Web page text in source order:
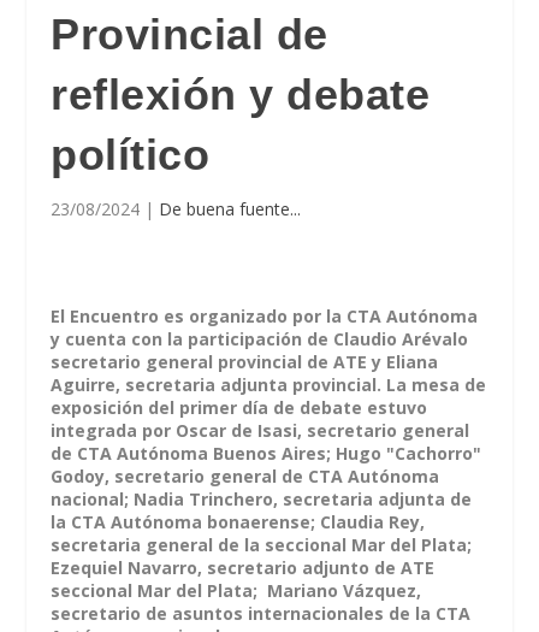
Provincial de
reflexión y debate
político
23/08/2024 | De buena fuente...
El Encuentro es organizado por la CTA Autónoma
y cuenta con la participación de Claudio Arévalo
secretario general provincial de ATE y Eliana
Aguirre, secretaria adjunta provincial. La mesa de
exposición del primer día de debate estuvo
integrada por Oscar de Isasi, secretario general
de CTA Autónoma Buenos Aires; Hugo "Cachorro"
Godoy, secretario general de CTA Autónoma
nacional; Nadia Trinchero, secretaria adjunta de
la CTA Autónoma bonaerense; Claudia Rey,
secretaria general de la seccional Mar del Plata;
Ezequiel Navarro, secretario adjunto de ATE
seccional Mar del Plata; Mariano Vázquez,
secretario de asuntos internacionales de la CTA